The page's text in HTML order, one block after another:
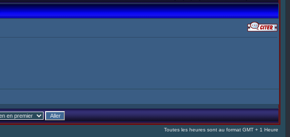
Toutes les heures sont au format GMT + 1 Heure